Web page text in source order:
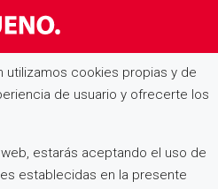
utilizamos cookies propias y de
de usuario y ofrecerte los
estarás aceptando el uso de
establecidas en la presente